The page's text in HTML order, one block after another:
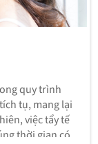
quy trình
tụ, mang lại
việc tẩy tế
thời gian có